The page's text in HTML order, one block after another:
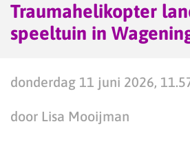
Traumahelikopter
speeltuin in
donderdag 11 juni 2026,
door Lisa Mooijman